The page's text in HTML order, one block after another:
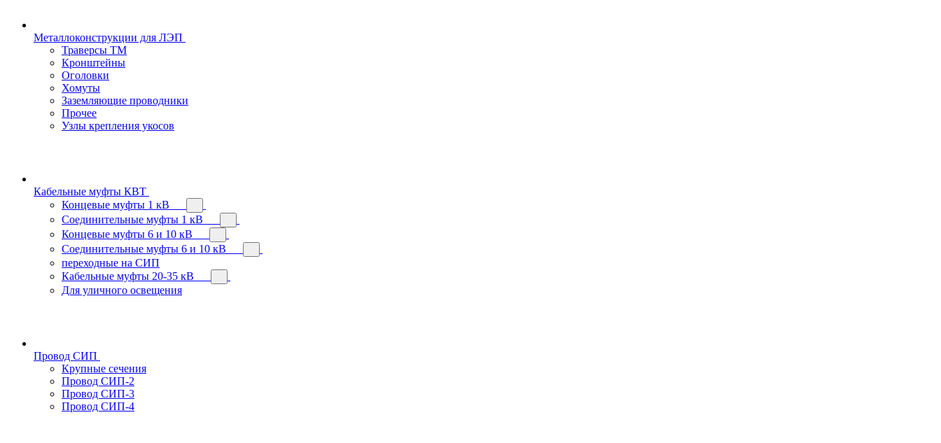
Металлоконструкции для ЛЭП
Траверсы ТМ
Кронштейны
Оголовки
Хомуты
Заземляющие проводники
Прочее
Узлы крепления укосов
Кабельные муфты КВТ
Концевые муфты 1 кВ
Соединительные муфты 1 кВ
Концевые муфты 6 и 10 кВ
Соединительные муфты 6 и 10 кВ
переходные на СИП
Кабельные муфты 20-35 кВ
Для уличного освещения
Провод СИП
Крупные сечения
Провод СИП-2
Провод СИП-3
Провод СИП-4